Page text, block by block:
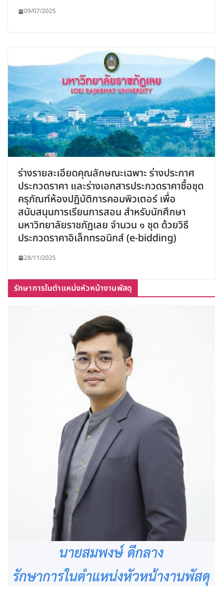
09/07/2025
ร่างรายละเอียดคุณลักษณะเฉพาะ ร่างประกาศ
ประกวดราคา และร่างเอกสารประกวดราคาซื้อชุด
ครุภัณฑ์ห้องปฏิบัติการคอมพิวเตอร์ เพื่อ
สนับสนุนการเรียนการสอน สำหรับนักศึกษา
มหาวิทยาลัยราชภัฏเลย จำนวน ๑ ชุด ด้วยวิธี
ประกวดราคาอิเล็กทรอนิกส์ (e-bidding)
28/11/2025
รักษาการในตำแหน่งหัวหน้างานพัสดุ